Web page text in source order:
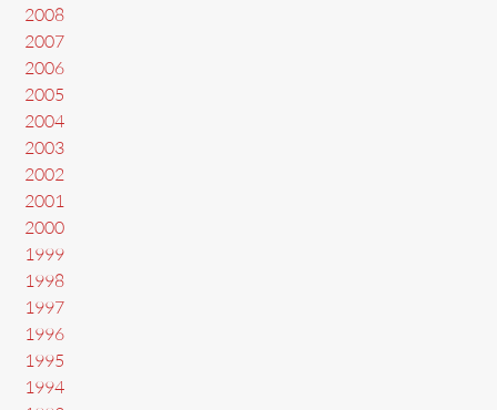
2008
2007
2006
2005
2004
2003
2002
2001
2000
1999
1998
1997
1996
1995
1994